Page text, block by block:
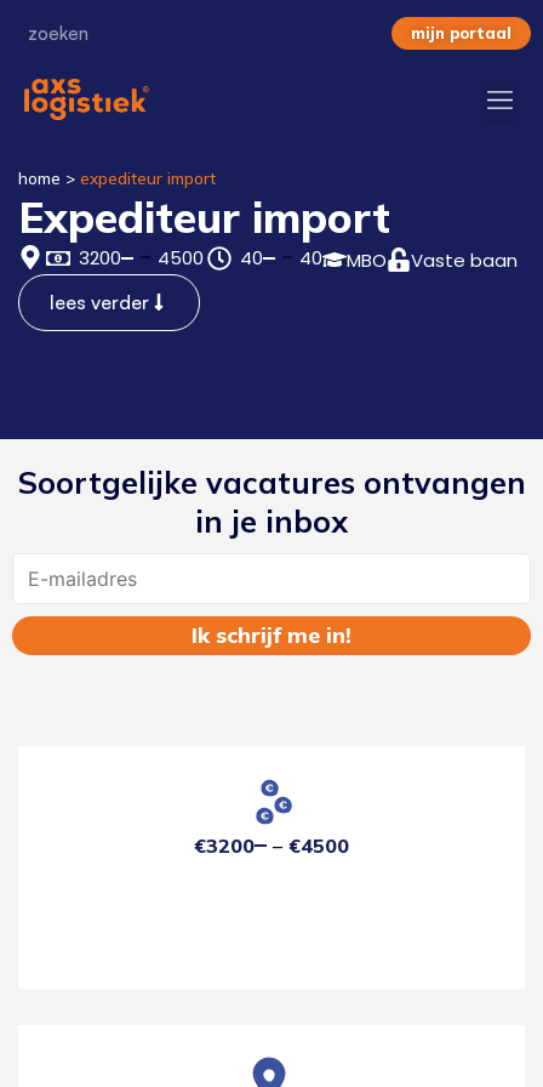
mijn portaal
home > expediteur import
Expediteur import
3200 4500 40 40 MBO Vaste baan
lees verder
Soortgelijke vacatures ontvangen
in je inbox
€3200 €4500